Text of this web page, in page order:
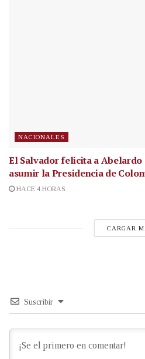
NACIONALES
El Salvador felicita a
asumir la Presidencia de
HACE 4 HORAS
CARGAR
Suscribir